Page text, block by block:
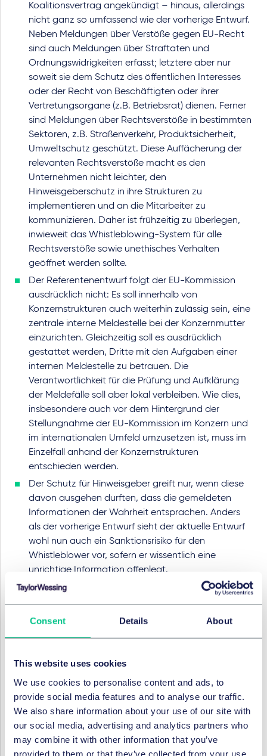
Consent Details About
This website uses cookies
We use cookies to personalise content and ads, to
provide social media features and to analyse our traffic.
We also share information about your use of our site with
our social media, advertising and analytics partners who
may combine it with other information that you’ve
provided to them or that they’ve collected from your use
Koalitionsvertrag angekündigt – hinaus, allerdings
nicht ganz so umfassend wie der vorherige Entwurf.
Neben Meldungen über Verstöße gegen EU-Recht
sind auch Meldungen über Straftaten und
Ordnungswidrigkeiten erfasst; letztere aber nur
soweit sie dem Schutz des öffentlichen Interesses
oder der Recht von Beschäftigten oder ihrer
Vertretungsorgane (z.B. Betriebsrat) dienen. Ferner
sind Meldungen über Rechtsverstöße in bestimmten
Sektoren, z.B. Straßenverkehr, Produktsicherheit,
Umweltschutz geschützt. Diese Auffächerung der
relevanten Rechtsverstöße macht es den
Unternehmen nicht leichter, den
Hinweisgeberschutz in ihre Strukturen zu
implementieren und an die Mitarbeiter zu
kommunizieren. Daher ist frühzeitig zu überlegen,
inwieweit das Whistleblowing-System für alle
Rechtsverstöße sowie unethisches Verhalten
geöffnet werden sollte.
Der Referentenentwurf folgt der EU-Kommission
ausdrücklich nicht: Es soll innerhalb von
Konzernstrukturen auch weiterhin zulässig sein, eine
zentrale interne Meldestelle bei der Konzernmutter
einzurichten. Gleichzeitig soll es ausdrücklich
gestattet werden, Dritte mit den Aufgaben einer
internen Meldestelle zu betrauen. Die
Verantwortlichkeit für die Prüfung und Aufklärung
der Meldefälle soll aber lokal verbleiben. Wie dies,
insbesondere auch vor dem Hintergrund der
Stellungnahme der EU-Kommission im Konzern und
im internationalen Umfeld umzusetzen ist, muss im
Einzelfall anhand der Konzernstrukturen
entschieden werden.
Der Schutz für Hinweisgeber greift nur, wenn diese
davon ausgehen durften, dass die gemeldeten
Informationen der Wahrheit entsprachen. Anders
als der vorherige Entwurf sieht der aktuelle Entwurf
wohl nun auch ein Sanktionsrisiko für den
Whistleblower vor, sofern er wissentlich eine
unrichtige Information offenlegt.
Es besteht keine Verpflichtung, die Meldekanäle so
Meldungen ermöglichen. Wegen der erheblichen
Meldungen entstehen, bleibt jedoch weiterhin
vorzusehen.
Auch im aktuellen Entwurf sind umfassende und
bußgeldbewehrte Vertraulichkeitspflichten mit
komplexen Ausnahmeregelungen - z.B. für
Folgemaßnahmen und/ oder für interne